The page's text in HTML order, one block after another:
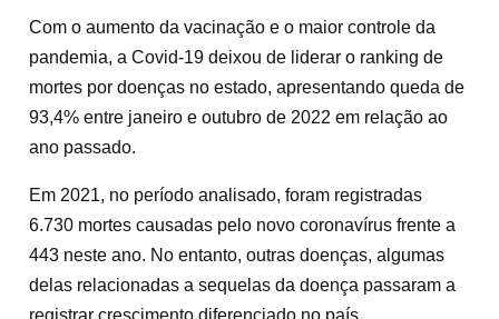
Com o aumento da vacinação e o maior controle da
pandemia, a Covid-19 deixou de liderar o ranking de
mortes por doenças no estado, apresentando queda de
93,4% entre janeiro e outubro de 2022 em relação ao
ano passado.
Em 2021, no período analisado, foram registradas
6.730 mortes causadas pelo novo coronavírus frente a
443 neste ano. No entanto, outras doenças, algumas
delas relacionadas a sequelas da doença passaram a
registrar crescimento diferenciado no país.